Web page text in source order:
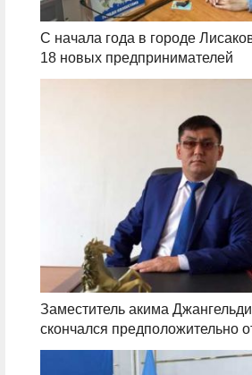
С начала года в городе
18 новых предпринимателей
Заместитель акима
скончался предположительно